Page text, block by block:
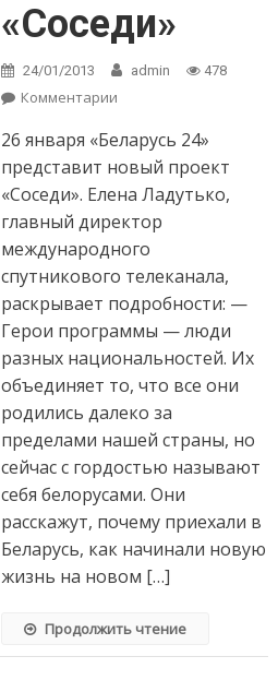
«Соседи»
24/01/2013 admin 478
Комментарии
проект «Соседи»
26 января «Беларусь 24»
представит новый проект
«Соседи». Елена Ладутько,
главный директор
международного
спутникового телеканала,
раскрывает подробности: —
Герои программы — люди
разных национальностей. Их
объединяет то, что все они
родились далеко за
пределами нашей страны, но
сейчас с гордостью называют
себя белорусами. Они
расскажут, почему приехали в
Беларусь, как начинали новую
жизнь на новом […]
Продолжить чтение